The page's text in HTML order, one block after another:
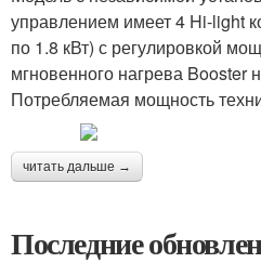
управлением имеет 4 Hi-light
по 1.8 кВт) с регулировкой
мгновенного нагрева Booster
Потребляемая мощность
читать дальше →
Последние